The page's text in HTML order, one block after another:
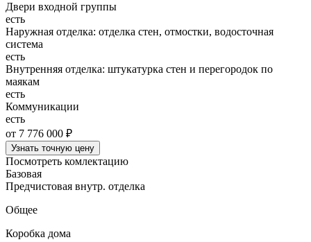
Двери входной группы
есть
Наружная отделка: отделка стен, отмостки, водосточная
система
есть
Внутренняя отделка: штукатурка стен и перегородок по
маякам
есть
Коммуникации
есть
от 7 776 000 ₽
Узнать точную цену
Посмотреть комлектацию
Базовая
Предчистовая внутр. отделка
Общее
Коробка дома